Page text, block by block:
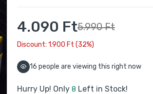
4.090 Ft5.990 Ft
Discount: 1.900 Ft (32%)
13 people are viewing this right now
Hurry Up! Only 8 Left in Stock!